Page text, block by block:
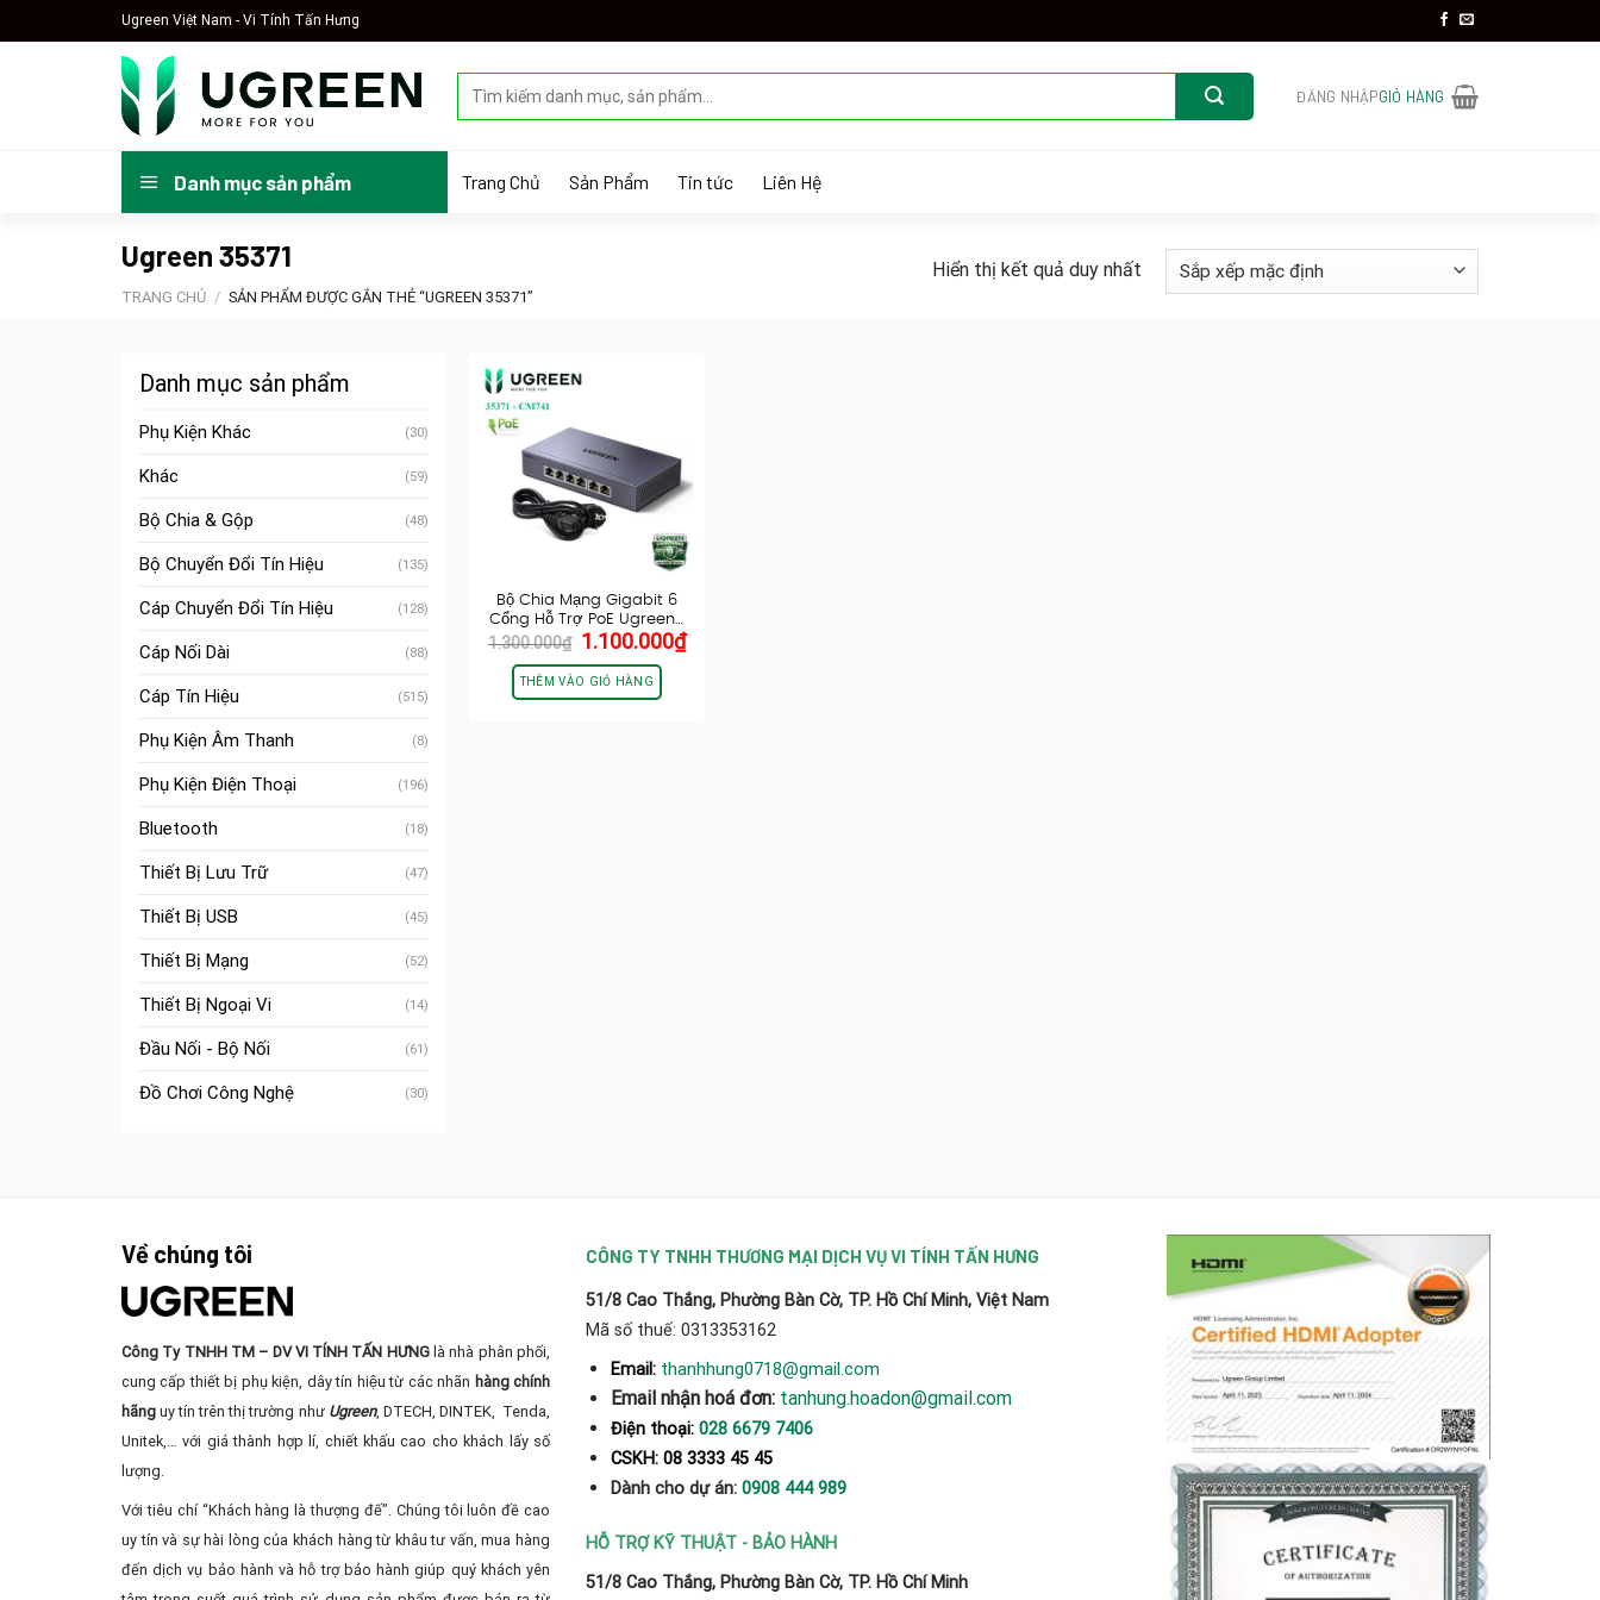
to
Ugreen Việt Nam - Vi Tính Tấn Hưng
kiếm:
ĐĂNG NHẬPGIỎ HÀNG
Danh mục sản phẩm Trang Chủ Sản Phẩm Tin tức Liên Hệ
Ugreen 35371
TRANG CHỦ / SẢN PHẨM ĐƯỢC GẮN THẺ “UGREEN 35371”
Hiển thị kết quả duy nhất
Danh mục sản phẩm
Phụ Kiện Khác (30)
Khác (59)
Bộ Chia & Gộp (48)
Bộ Chuyển Đổi Tín Hiệu (135)
Cáp Chuyển Đổi Tín Hiệu (128)
Cáp Nối Dài (88)
Cáp Tín Hiệu (515)
Phụ Kiện Âm Thanh (8)
Phụ Kiện Điện Thoại (196)
Bluetooth (18)
Thiết Bị Lưu Trữ (47)
Thiết Bị USB (45)
Thiết Bị Mạng (52)
Thiết Bị Ngoại Vi (14)
Đầu Nối - Bộ Nối (61)
Đồ Chơi Công Nghệ (30)
Bộ Chia Mạng Gigabit 6
Cổng Hỗ Trợ PoE Ugreen…
1.300.000₫ Giá
gốc
là:
1.300.000₫.
1.100.000₫Giá
THÊM VÀO GIỎ HÀNG
Về chúng tôi
Công Ty TNHH TM – DV VI TÍNH TẤN HƯNGlà nhà phân phối,
cung cấp thiết bị phụ kiện, dây tín hiệu từ các nhãn hàng chính
hãng uy tín trên thị trường như Ugreen, DTECH, DINTEK, Tenda,
Unitek,… với giá thành hợp lí, chiết khấu cao cho khách lấy số
lượng.
Với tiêu chí “Khách hàng là thượng đế”. Chúng tôi luôn đề cao
uy tín và sự hài lòng của khách hàng từ khâu tư vấn, mua hàng
đến dịch vụ bảo hành và hỗ trợ bảo hành giúp quý khách yên
CÔNG TY TNHH THƯƠNG MẠI DỊCH VỤ VI TÍNH TẤN HƯNG
51/8 Cao Thắng, Phường Bàn Cờ, TP. Hồ Chí Minh, Việt Nam
Mã số thuế: 0313353162
Email: thanhhung0718@gmail.com
Email nhận hoá đơn: tanhung.hoadon@gmail.com
Điện thoại: 028 6679 7406
CSKH: 08 3333 45 45
Dành cho dự án: 0908 444 989
HỖ TRỢ KỸ THUẬT - BẢO HÀNH
51/8 Cao Thắng, Phường Bàn Cờ, TP. Hồ Chí Minh